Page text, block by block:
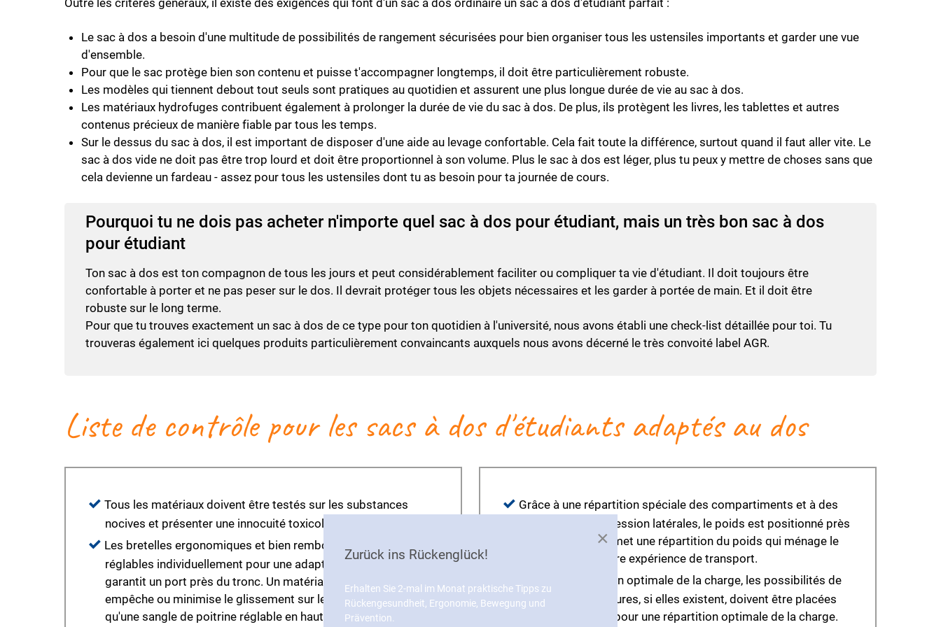
Outre les critères généraux, il existe des exigences qui font d'un sac à dos ordinaire un sac à dos d'étudiant parfait :
Le sac à dos a besoin d'une multitude de possibilités de rangement sécurisées pour bien organiser tous les ustensiles importants et garder une vue
d'ensemble.
Pour que le sac protège bien son contenu et puisse t'accompagner longtemps, il doit être particulièrement robuste.
Les modèles qui tiennent debout tout seuls sont pratiques au quotidien et assurent une plus longue durée de vie au sac à dos.
Les matériaux hydrofuges contribuent également à prolonger la durée de vie du sac à dos. De plus, ils protègent les livres, les tablettes et autres
contenus précieux de manière fiable par tous les temps.
Sur le dessus du sac à dos, il est important de disposer d'une aide au levage confortable. Cela fait toute la différence, surtout quand il faut aller vite. Le
sac à dos vide ne doit pas être trop lourd et doit être proportionnel à son volume. Plus le sac à dos est léger, plus tu peux y mettre de choses sans que
cela devienne un fardeau - assez pour tous les ustensiles dont tu as besoin pour ta journée de cours.
Pourquoi tu ne dois pas acheter n'importe quel sac à dos pour étudiant, mais un très bon sac à dos
pour étudiant
Ton sac à dos est ton compagnon de tous les jours et peut considérablement faciliter ou compliquer ta vie d'étudiant. Il doit toujours être
confortable à porter et ne pas peser sur le dos. Il devrait protéger tous les objets nécessaires et les garder à portée de main. Et il doit être
robuste sur le long terme.
Pour que tu trouves exactement un sac à dos de ce type pour ton quotidien à l'université, nous avons établi une check-list détaillée pour toi. Tu
trouveras également ici quelques produits particulièrement convaincants auxquels nous avons décerné le très convoité label AGR.
Liste de contrôle pour les sacs à dos d'étudiants adaptés au dos
Tous les matériaux doivent être testés sur les substances
nocives et présenter une innocuité toxicologique.
Les bretelles ergonomiques et bien rembourrées doivent être
réglables individuellement pour une adaptation optimale, ce qui
garantit un port près du tronc. Un matériau antidérapant qui
empêche ou minimise le glissement sur les épaules ainsi
qu'une sangle de poitrine réglable en hauteur et en longueur
Grâce à une répartition spéciale des compartiments et à des
sangles de compression latérales, le poids est positionné près
du dos, ce qui permet une répartition du poids qui ménage le
dos et une meilleure expérience de transport.
Pour une répartition optimale de la charge, les possibilités de
rangement extérieures, si elles existent, doivent être placées
sur le même côté pour une répartition optimale de la charge.
×
Zurück ins Rückenglück!
Erhalten Sie 2-mal im Monat praktische Tipps zu
Rückengesundheit, Ergonomie, Bewegung und
Prävention.